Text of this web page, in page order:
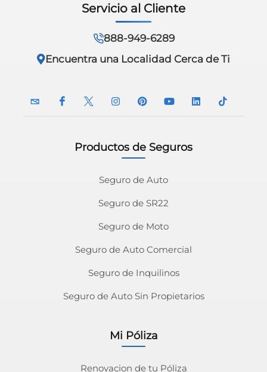
Servicio al Cliente
888-949-6289
Encuentra una Localidad Cerca de Ti
InsuranceNavy
InsuranceNavy
InsuranceNavy
Twitter
InsuranceNavy
on
Instagram
InsuranceNavy
on
Pinterest
InsuranceNavy
on
Youtube
InsuranceNavy
Productos de Seguros
Seguro de Auto
Seguro de SR22
Seguro de Moto
Seguro de Auto Comercial
Seguro de Inquilinos
Seguro de Auto Sin Propietarios
Mi Póliza
Renovacion de tu Póliza